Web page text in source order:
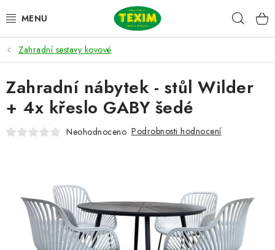
na
ZAHRADNÍ SESTAVY
ŽIDLE
STOLY
POLSTRY
DOPLŇKY
Zahradní sestavy kovové
Zahradní nábytek - stůl Wilder
+ 4x křeslo GABY šedé
Neohodnoceno Podrobnosti hodnocení